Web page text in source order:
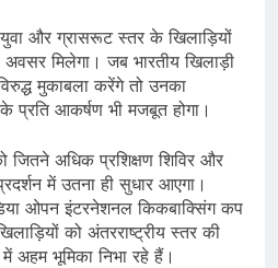
और ग्रासरूट स्तर के खिलाड़ियों
अवसर मिलेगा। जब भारतीय खिलाड़ी
मुकाबला करेंगे तो उनका
प्रति आकर्षण भी मजबूत होगा।
जितने अधिक प्रशिक्षण शिविर और
में उतना ही सुधार आएगा।
ओपन इंटरनेशनल किकबाक्सिंग कप
को अंतरराष्ट्रीय स्तर की
अहम भूमिका निभा रहे हैं।